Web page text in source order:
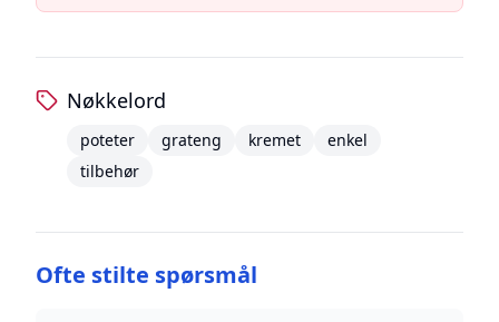
Nøkkelord
poteter grateng kremet
enkel
tilbehør
Ofte stilte spørsmål